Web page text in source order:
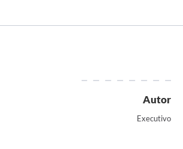
Autor
Executivo